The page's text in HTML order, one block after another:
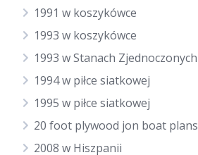
1991 w koszykówce
1993 w koszykówce
1993 w Stanach Zjednoczonych
1994 w piłce siatkowej
1995 w piłce siatkowej
20 foot plywood jon boat plans
2008 w Hiszpanii